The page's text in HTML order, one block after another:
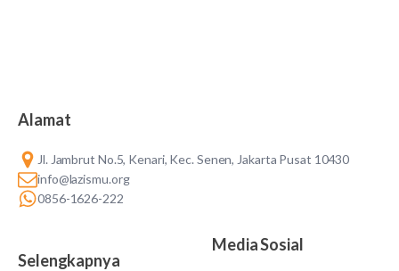
Alamat
Jl. Jambrut No.5, Kenari, Kec. Senen, Jakarta Pusat 10430
info@lazismu.org
0856-1626-222
Selengkapnya
Media Sosial